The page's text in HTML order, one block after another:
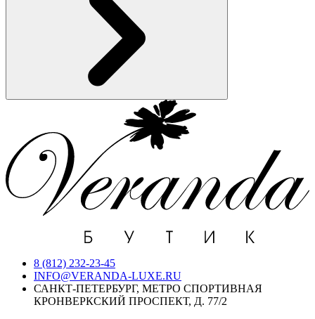
8 (812) 232-23-45
INFO@VERANDA-LUXE.RU
САНКТ-ПЕТЕРБУРГ, МЕТРО СПОРТИВНАЯ
КРОНВЕРКСКИЙ ПРОСПЕКТ, Д. 77/2